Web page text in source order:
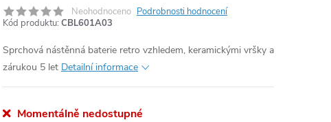
Neohodnoceno Podrobnosti hodnocení
Kód produktu: CBL601A03
Sprchová nástěnná baterie retro vzhledem, keramickými vršky a
zárukou 5 let Detailní informace
Momentálně nedostupné